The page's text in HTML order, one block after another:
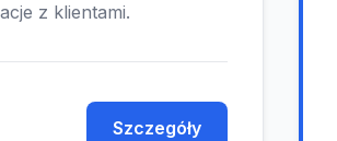
z klientami.
Szczegóły